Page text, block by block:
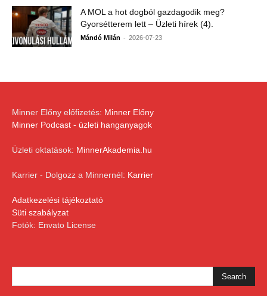
A MOL a hot dogból gazdagodik meg?
Gyorsétterem lett – Üzleti hírek (4).
Mándó Milán - 2026-07-23
Minner Előny előfizetés: Minner Előny
Minner Podcast - üzleti hanganyagok
Üzleti oktatások: MinnerAkademia.hu
Karrier - Dolgozz a Minnernél: Karrier
Adatkezelési tájékoztató
Süti szabályzat
Fotók: Envato License